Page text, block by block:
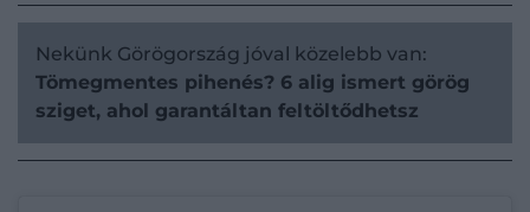
Nekünk Görögország jóval közelebb van:
Tömegmentes pihenés? 6 alig ismert görög
sziget, ahol garantáltan feltöltődhetsz